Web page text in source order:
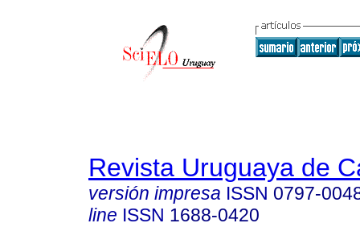
Revista Uruguaya de
versión impresa ISSN 0797-
line ISSN 1688-0420